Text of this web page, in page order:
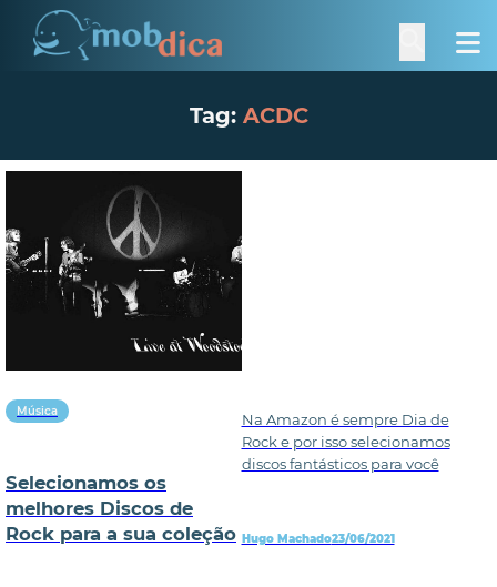
Tag: ACDC
Música
Selecionamos os
melhores Discos de
Rock para a sua coleção
Na Amazon é sempre Dia de
Rock e por isso selecionamos
discos fantásticos para você
Hugo Machado23/06/2021